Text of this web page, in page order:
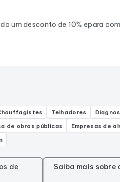
um desconto de 10% epara
Telhadores
de obras públicas Empresas de
de
Saiba mais sobre